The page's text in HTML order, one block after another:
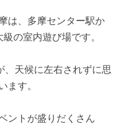
は、多摩センター駅か
の室内遊び場です。
、天候に左右されずに思
ます。
ントが盛りだくさん